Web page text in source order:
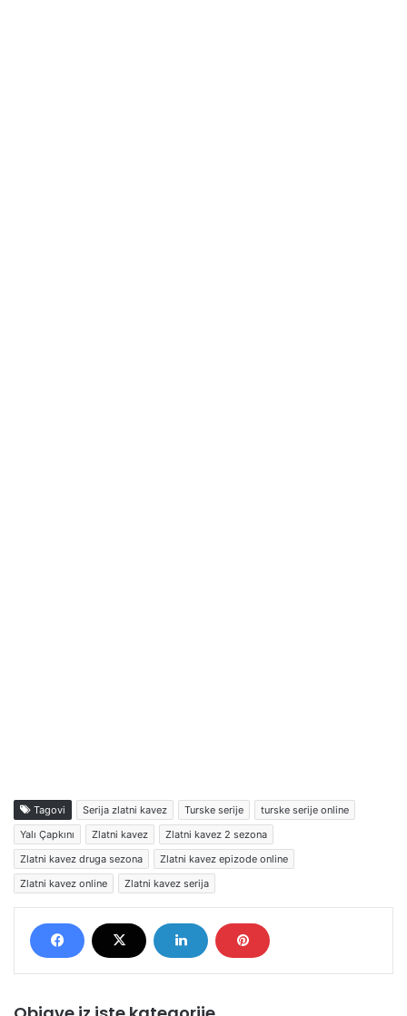
Tagovi Serija zlatni kavez Turske serije
turske serije online
Yalı Çapkını
Zlatni kavez
Zlatni kavez 2 sezona
Zlatni kavez druga sezona
Zlatni kavez epizode online
Zlatni kavez online
Zlatni kavez serija